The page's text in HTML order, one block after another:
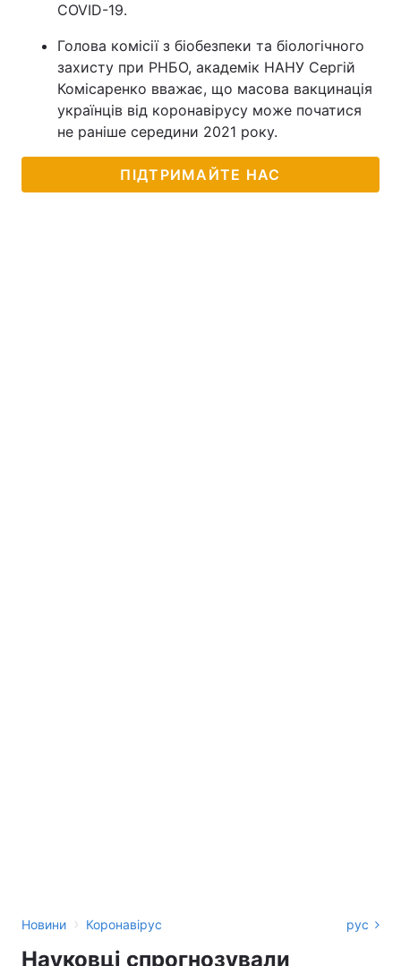
COVID-19.
Голова комісії з біобезпеки та біологічного
захисту при РНБО, академік НАНУ Сергій
Комісаренко вважає, що масова вакцинація
українців від коронавірусу може початися
не раніше середини 2021 року.
ПІДТРИМАЙТЕ НАС
Новини › Коронавірус рус
Науковці спрогнозували